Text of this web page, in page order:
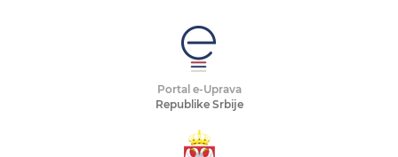
Portal e-Uprava
Republike Srbije